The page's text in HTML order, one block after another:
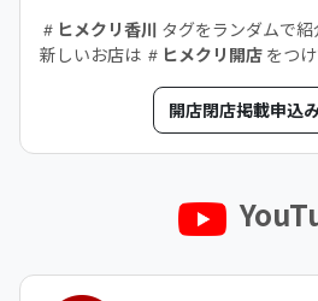
ヒメクリ香川 タグをランダムで紹
新しいお店は
ヒメクリ開店 をつ
開店閉店掲載申込